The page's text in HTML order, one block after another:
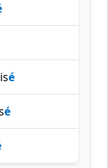
é
é